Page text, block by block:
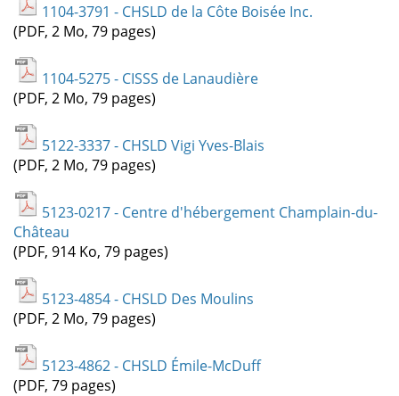
1104-3791 - CHSLD de la Côte Boisée Inc.
(PDF, 2 Mo, 79 pages)
1104-5275 - CISSS de Lanaudière
(PDF, 2 Mo, 79 pages)
5122-3337 - CHSLD Vigi Yves-Blais
(PDF, 2 Mo, 79 pages)
5123-0217 - Centre d'hébergement Champlain-du-
Château
(PDF, 914 Ko, 79 pages)
5123-4854 - CHSLD Des Moulins
(PDF, 2 Mo, 79 pages)
5123-4862 - CHSLD Émile-McDuff
(PDF, 79 pages)